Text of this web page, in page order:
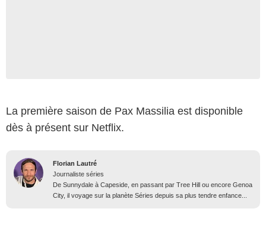
La première saison de Pax Massilia est disponible
dès à présent sur Netflix.
Florian Lautré
Journaliste séries
De Sunnydale à Capeside, en passant par Tree Hill ou encore Genoa
City, il voyage sur la planète Séries depuis sa plus tendre enfance...